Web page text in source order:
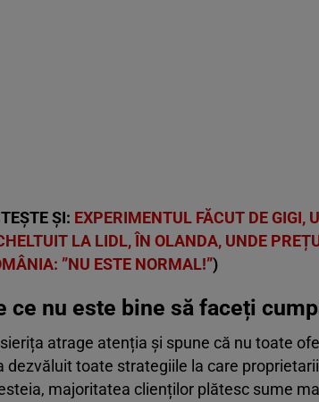
ȘI: EXPERIMENTUL FĂCUT DE GIGI,
LA LIDL, ÎN OLANDA, UNDE
”NU ESTE NORMAL!”)
ce nu este bine să faceți
atrage atenția și spune că nu toate
dezvăluit toate strategiile la care
majoritatea clienților plătesc sume